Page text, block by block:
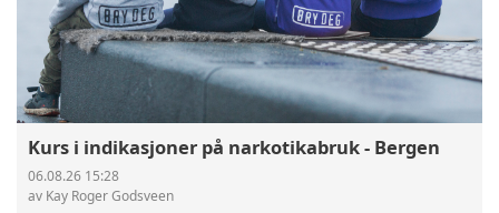
Kurs i indikasjoner på narkotikabruk - Bergen
06.08.26 15:28
av Kay Roger Godsveen